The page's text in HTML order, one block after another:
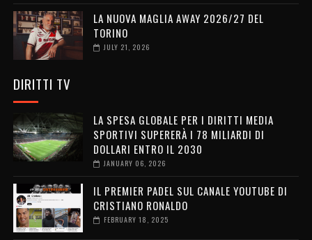
LA NUOVA MAGLIA AWAY 2026/27 DEL
TORINO
JULY 21, 2026
DIRITTI TV
LA SPESA GLOBALE PER I DIRITTI MEDIA
SPORTIVI SUPERERÀ I 78 MILIARDI DI
DOLLARI ENTRO IL 2030
JANUARY 06, 2026
IL PREMIER PADEL SUL CANALE YOUTUBE DI
CRISTIANO RONALDO
FEBRUARY 18, 2025